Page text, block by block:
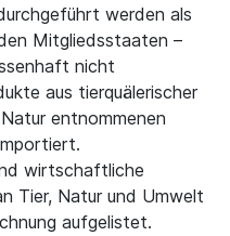
werden als
Mitgliedsstaaten –
nicht
aus tierquälerischer
entnommenen
wirtschaftliche
Tier, Natur und Umwelt
aufgelistet.